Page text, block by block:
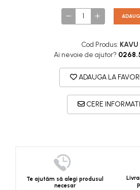
Cod Produs: KAVU
Ai nevoie de ajutor?
ADAUGA LA
CERE
Te ajutăm să alegi produsul
necesar